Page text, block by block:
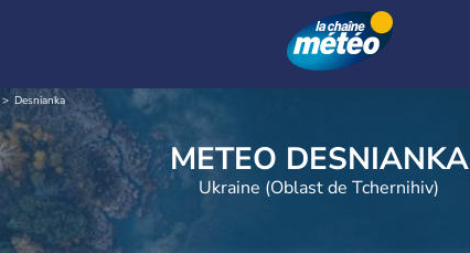
Desnianka
METEO DESNIANKA
Ukraine (Oblast de Tchernihiv)